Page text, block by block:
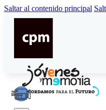
Saltar al contenido principal